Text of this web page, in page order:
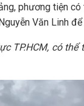
phương tiện
Văn Linh
TP.HCM, có thể